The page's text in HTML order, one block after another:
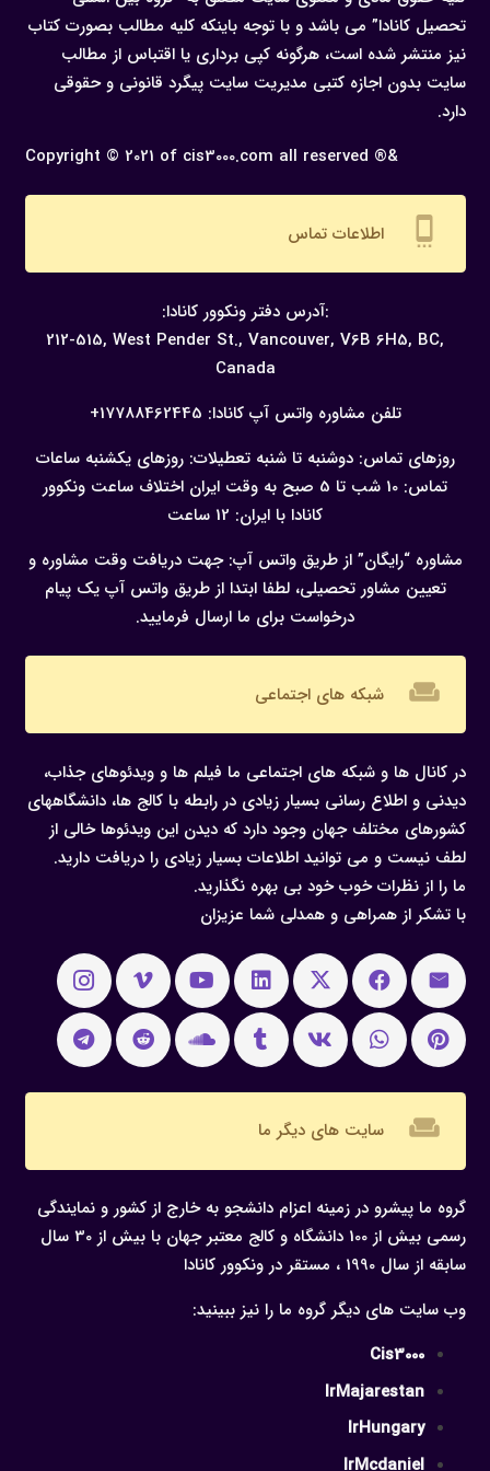
تحصیل کانادا” می باشد و با توجه باینکه کلیه مطالب بصورت کتاب
نیز منتشر شده است، هرگونه كپی برداری یا اقتباس از مطالب
سایت بدون اجازه كتبی مدیریت سایت پیگرد قانونی و حقوقی
دارد.
Copyright © 2021 of cis3000.com all reserved ®&
settings_cell اطلاعات تماس
:آدرس دفتر ونکوور کانادا:
212-515, West Pender St., Vancouver, V6B 6H5, BC,
Canada
تلفن مشاوره واتس آپ کانادا: 17788462445+
روزهای تماس: دوشنبه تا شنبه تعطیلات: روزهای یکشنبه ساعات
تماس: 10 شب تا 5 صبح به وقت ایران
اختلاف ساعت ونکوور
کانادا با ایران: 12 ساعت
مشاوره “رایگان” از طریق واتس آپ: جهت دریافت وقت مشاوره و
تعیین مشاور تحصیلی، لطفا ابتدا از طریق واتس آپ یک پیام
درخواست برای ما ارسال فرمایید.
weekend شبکه های اجتماعی
در کانال ها و شبکه های اجتماعی ما فیلم ها و ویدئوهای جذاب،
دیدنی و اطلاع رسانی بسیار زیادی در رابطه با کالج ها، دانشگاههای
کشورهای مختلف جهان وجود دارد که دیدن این ویدئوها خالی از
لطف نیست و می توانید اطلاعات بسیار زیادی را دریافت دارید.
ما را از نظرات خوب خود بی بهره نگذارید.
با تشکر از همراهی و همدلی شما عزیزان
weekend سایت های دیگر ما
گروه ما پیشرو در زمینه اعزام دانشجو به خارج از کشور و نمایندگی
رسمی بیش از 100 دانشگاه و کالج معتبر جهان با بیش از 30 سال
سابقه از سال 1990 ، مستقر در ونکوور کانادا
وب سایت های دیگر گروه ما را نیز ببینید:
Cis3000
IrMajarestan
IrHungary
IrMcdaniel